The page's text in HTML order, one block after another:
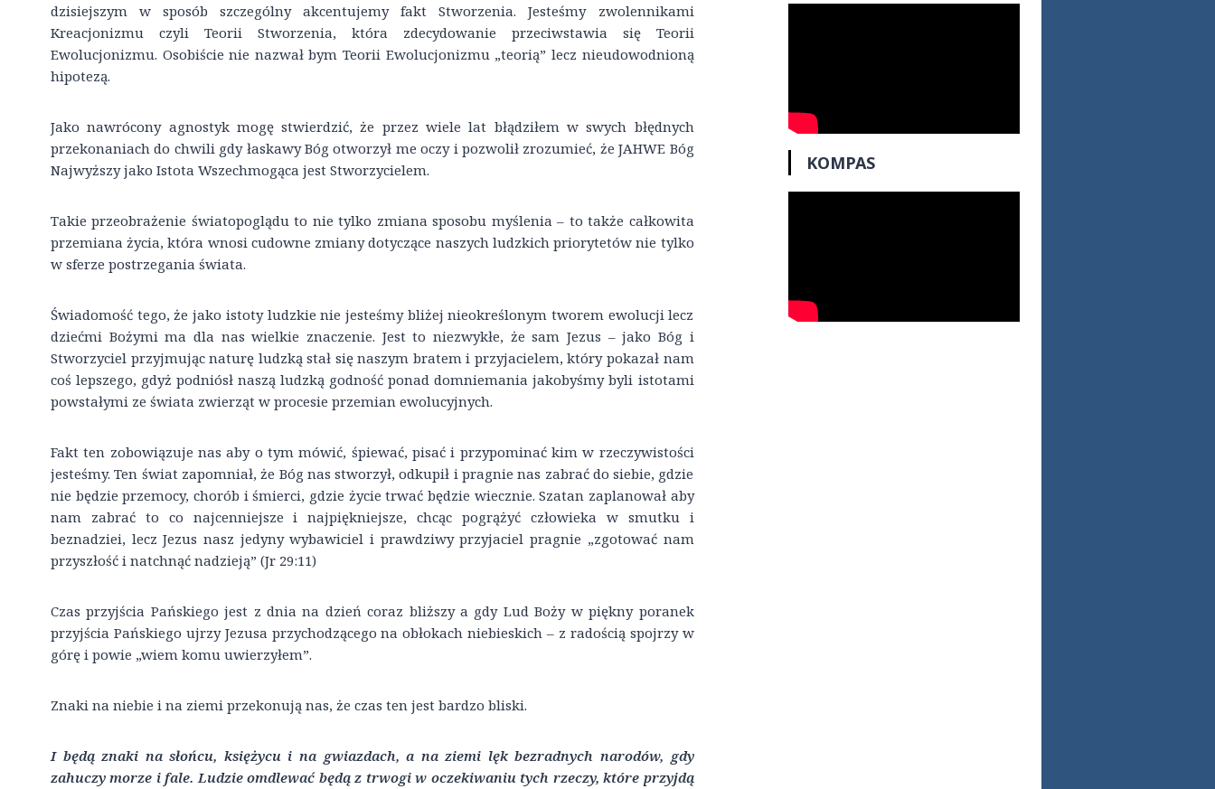
dzisiejszym w sposób szczególny akcentujemy fakt Stworzenia. Jesteśmy zwolennikami
Kreacjonizmu czyli Teorii Stworzenia, która zdecydowanie przeciwstawia się Teorii
Ewolucjonizmu. Osobiście nie nazwał bym Teorii Ewolucjonizmu „teorią” lecz nieudowodnioną
hipotezą.
Jako nawrócony agnostyk mogę stwierdzić, że przez wiele lat błądziłem w swych błędnych
przekonaniach do chwili gdy łaskawy Bóg otworzył me oczy i pozwolił zrozumieć, że JAHWE Bóg
Najwyższy jako Istota Wszechmogąca jest Stworzycielem.
Takie przeobrażenie światopoglądu to nie tylko zmiana sposobu myślenia – to także całkowita
przemiana życia, która wnosi cudowne zmiany dotyczące naszych ludzkich priorytetów nie tylko
w sferze postrzegania świata.
Świadomość tego, że jako istoty ludzkie nie jesteśmy bliżej nieokreślonym tworem ewolucji lecz
dziećmi Bożymi ma dla nas wielkie znaczenie. Jest to niezwykłe, że sam Jezus – jako Bóg i
Stworzyciel przyjmując naturę ludzką stał się naszym bratem i przyjacielem, który pokazał nam
coś lepszego, gdyż podniósł naszą ludzką godność ponad domniemania jakobyśmy byli istotami
powstałymi ze świata zwierząt w procesie przemian ewolucyjnych.
Fakt ten zobowiązuje nas aby o tym mówić, śpiewać, pisać i przypominać kim w rzeczywistości
jesteśmy. Ten świat zapomniał, że Bóg nas stworzył, odkupił i pragnie nas zabrać do siebie, gdzie
nie będzie przemocy, chorób i śmierci, gdzie życie trwać będzie wiecznie. Szatan zaplanował aby
nam zabrać to co najcenniejsze i najpiękniejsze, chcąc pogrążyć człowieka w smutku i
beznadziei, lecz Jezus nasz jedyny wybawiciel i prawdziwy przyjaciel pragnie „zgotować nam
przyszłość i natchnąć nadzieją” (Jr 29:11)
Czas przyjścia Pańskiego jest z dnia na dzień coraz bliższy a gdy Lud Boży w piękny poranek
przyjścia Pańskiego ujrzy Jezusa przychodzącego na obłokach niebieskich – z radością spojrzy w
górę i powie „wiem komu uwierzyłem”.
Znaki na niebie i na ziemi przekonują nas, że czas ten jest bardzo bliski.
I będą znaki na słońcu, księżycu i na gwiazdach, a na ziemi lęk bezradnych narodów, gdy
zahuczy morze i fale. Ludzie omdlewać będą z trwogi w oczekiwaniu tych rzeczy, które przyjdą
KOMPAS